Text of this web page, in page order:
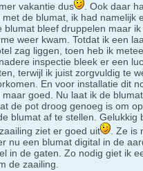
vakantie dus
. Ook daar
met de blumat, ik had namelijk
blumat bleef druppelen maar
weer kwam. Totdat ik een
zag liggen, toen heb ik
inspectie bleek er een
terwijl ik juist zorgvuldig te
En voor installatie dit
maar goed. Nu laat ik de
de pot droog genoeg is om
blumat af te stellen. Gelukkig
ziet er goed uit
. Ze
nu een blumat digital in de
in de gaten. Zo nodig giet ik
de zaailing.